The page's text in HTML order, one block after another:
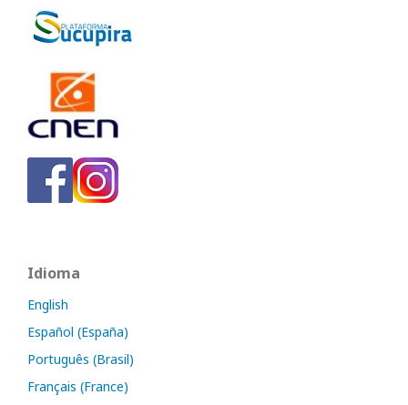
Idioma
English
Español (España)
Português (Brasil)
Français (France)